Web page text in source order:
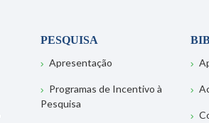
PESQUISA
Apresentação
Programas de Incentivo à
Pesquisa